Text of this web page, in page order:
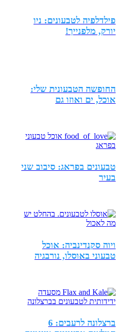
פילדלפיה לטבעונים: ניו
יורק, מלפנייך!
החופשה הטבעונית שלי:
אוכל, ים ואוזו גם
טבעונים בפראג: סיבוב שני
בעיר
ויוה סקנדינביה: אוכל
טבעוני באוסלו, נורבגיה
ברצלונה לרעבים: 6